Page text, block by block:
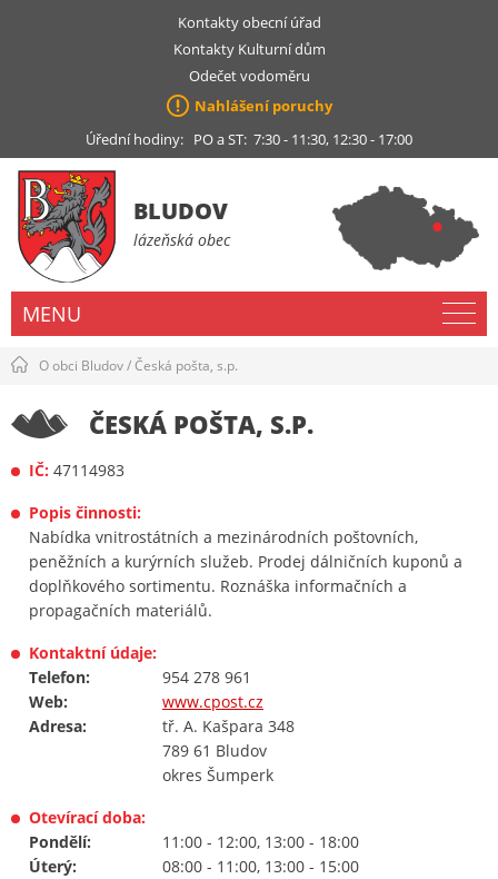
Kontakty obecní úřad
Kontakty Kulturní dům
Odečet vodoměru
Nahlášení poruchy
Úřední hodiny: PO a ST: 7:30 - 11:30, 12:30 - 17:00
BLUDOV
lázeňská obec
MENU
O obci Bludov/Česká pošta, s.p.
ČESKÁ POŠTA, S.P.
IČ: 47114983
Popis činnosti:
Nabídka vnitrostátních a mezinárodních poštovních,
peněžních a kurýrních služeb. Prodej dálničních kuponů a
doplňkového sortimentu. Roznáška informačních a
propagačních materiálů.
Kontaktní údaje:
Telefon:
954 278 961
Web:
www.cpost.cz
Adresa:
tř. A. Kašpara 348
789 61 Bludov
okres Šumperk
Otevírací doba:
Pondělí:
11:00 - 12:00, 13:00 - 18:00
Úterý:
08:00 - 11:00, 13:00 - 15:00